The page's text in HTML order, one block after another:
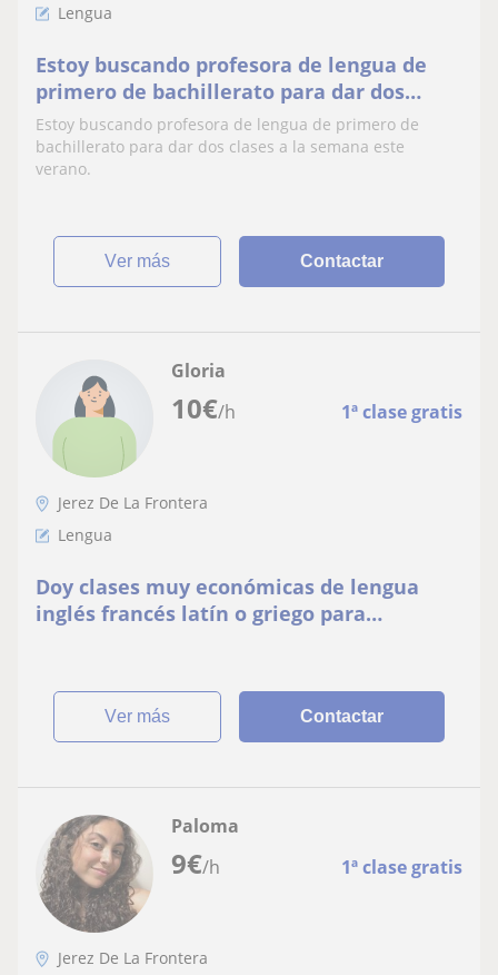
Lengua
Estoy buscando profesora de lengua de
primero de bachillerato para dar dos
clases a la semana este verano
Estoy buscando profesora de lengua de primero de
bachillerato para dar dos clases a la semana este
verano.
ver más Contactar
10€/h 1ª clase gratis
Gloria
Jerez De La Frontera
Lengua
Doy clases muy económicas de lengua
inglés francés latín o griego para
ver más Contactar
9€/h 1ª clase gratis
Paloma
Jerez De La Frontera